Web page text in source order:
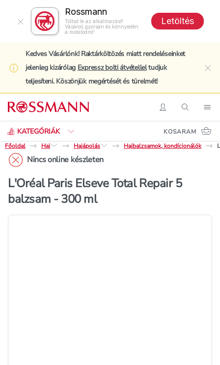
Rossmann
Töltsd le az alkalmazást!
Vásárolj gyorsan és könnyedén
a mobilodról!
Letöltés
Kedves Vásárlónk! Raktárköltözés miatt rendeléseinket
jelenleg kizárólag Expressz bolti átvételleltudjuk
teljesíteni. Köszönjük megértését és türelmét!
BelépésKeresés
KATEGÓRIÁK
Keresés
KOSARAM
Főoldal
Haj Hajápolás Hajbalzsamok, kondícionálók
Nincs online készleten
L'Oréal Paris Elseve Total Repair 5
balzsam - 300 ml